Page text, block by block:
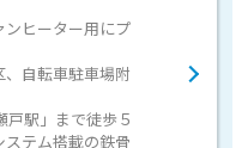
ヒーター用にプ
自転車駐車場附
戸駅」まで徒歩５
テム搭載の鉄骨